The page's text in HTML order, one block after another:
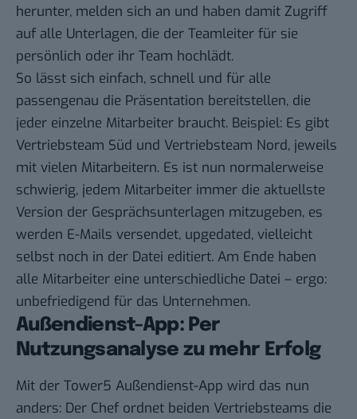
herunter, melden sich an und haben damit Zugriff
auf alle Unterlagen, die der Teamleiter für sie
persönlich oder ihr Team hochlädt.
So lässt sich einfach, schnell und für alle
passengenau die Präsentation bereitstellen, die
jeder einzelne Mitarbeiter braucht. Beispiel: Es gibt
Vertriebsteam Süd und Vertriebsteam Nord, jeweils
mit vielen Mitarbeitern. Es ist nun normalerweise
schwierig, jedem Mitarbeiter immer die aktuellste
Version der Gesprächsunterlagen mitzugeben, es
werden E-Mails versendet, upgedated, vielleicht
selbst noch in der Datei editiert. Am Ende haben
alle Mitarbeiter eine unterschiedliche Datei – ergo:
unbefriedigend für das Unternehmen.
Außendienst-App: Per
Nutzungsanalyse zu mehr Erfolg
Mit der Tower5 Außendienst-App wird das nun
anders: Der Chef ordnet beiden Vertriebsteams die